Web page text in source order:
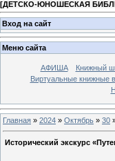
[ДЕТСКО-ЮНОШЕСКАЯ
Вход на сайт
Меню сайта
АФИША Книжный
Виртуальные книжные
Главная » 2024 » Октябрь » 30
Исторический экскурс